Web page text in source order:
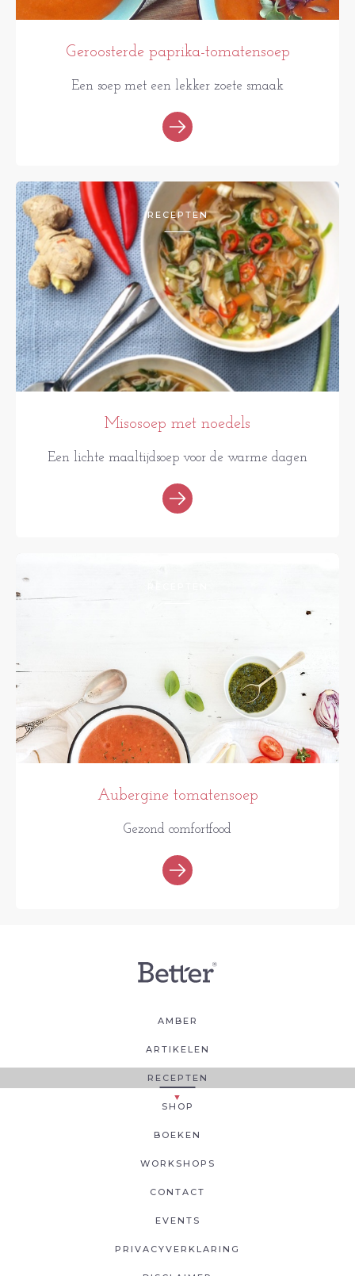
Geroosterde paprika-tomatensoep
Een soep met een lekker zoete smaak
RECEPTEN
Misosoep met noedels
Een lichte maaltijdsoep voor de warme dagen
Aubergine tomatensoep
Gezond comfortfood
AMBER
ARTIKELEN
RECEPTEN
SHOP
BOEKEN
WORKSHOPS
CONTACT
EVENTS
PRIVACYVERKLARING